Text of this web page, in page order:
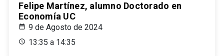
Felipe Martínez, alumno Doctorado en
Economía UC
9 de Agosto de 2024
13:35 a 14:35